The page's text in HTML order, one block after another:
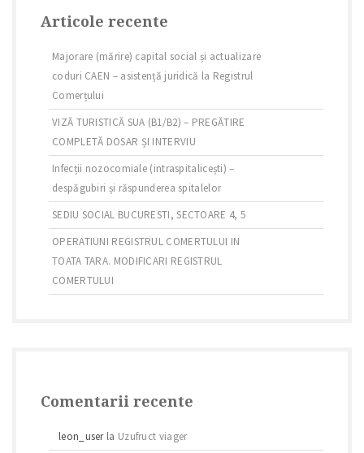
Articole recente
Majorare (mărire) capital social și actualizare
coduri CAEN – asistență juridică la Registrul
Comerțului
VIZĂ TURISTICĂ SUA (B1/B2) – PREGĂTIRE
COMPLETĂ DOSAR ȘI INTERVIU
Infecții nozocomiale (intraspitalicești) –
despăgubiri și răspunderea spitalelor
SEDIU SOCIAL BUCURESTI, SECTOARE 4, 5
OPERATIUNI REGISTRUL COMERTULUI IN
TOATA TARA. MODIFICARI REGISTRUL
COMERTULUI
Comentarii recente
leon_userla Uzufruct viager